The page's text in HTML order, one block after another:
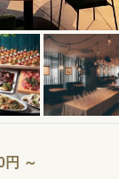
円 ～